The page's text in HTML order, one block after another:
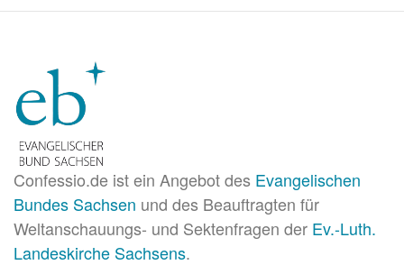
Confessio.de ist ein Angebot des Evangelischen
Bundes Sachsen und des Beauftragten für
Weltanschauungs- und Sektenfragen der Ev.-Luth.
Landeskirche Sachsens.